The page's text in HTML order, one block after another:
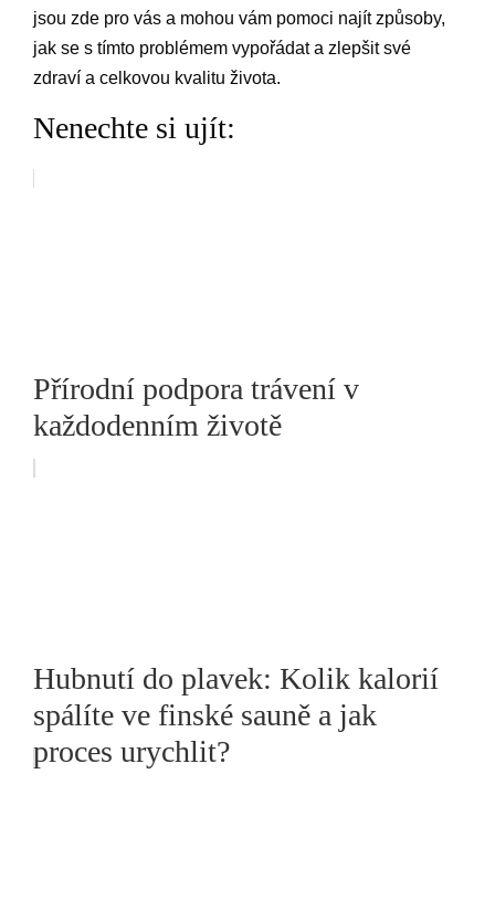
jsou zde pro vás a mohou vám pomoci najít způsoby,
jak se s tímto problémem vypořádat a zlepšit své
zdraví a celkovou kvalitu života.
Nenechte si ujít:
Přírodní podpora trávení v
každodenním životě
Hubnutí do plavek: Kolik kalorií
spálíte ve finské sauně a jak
proces urychlit?